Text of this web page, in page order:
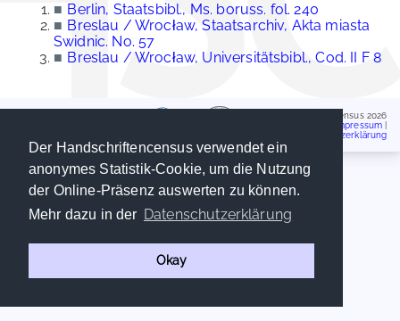
Der Handschriftencensus verwendet ein
anonymes Statistik-Cookie, um die Nutzung
der Online-Präsenz auswerten zu können.
Mehr dazu in der Datenschutzerklärung
Okay
■ Berlin, Staatsbibl., Ms. boruss. fol. 240
■ Breslau / Wrocław, Staatsarchiv, Akta miasta
Swidnic. No. 57
■ Breslau / Wrocław, Universitätsbibl., Cod. II F 8
Handschriftencensus 2026
Impressum
Datenschutzerklärung